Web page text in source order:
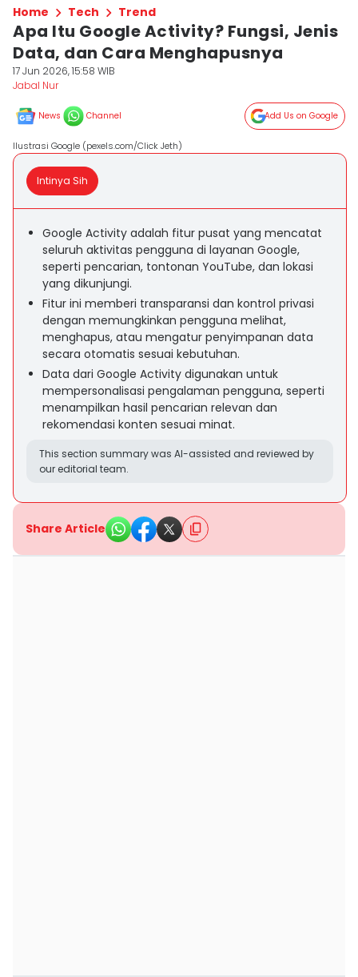
Home Tech Trend
Apa Itu Google Activity? Fungsi, Jenis
Data, dan Cara Menghapusnya
17 Jun 2026, 15:58 WIB
Jabal Nur
News Channel Add Us on Google
Ilustrasi Google (pexels.com/Click Jeth)
Intinya Sih
Google Activity adalah fitur pusat yang mencatat
seluruh aktivitas pengguna di layanan Google,
seperti pencarian, tontonan YouTube, dan lokasi
yang dikunjungi.
Fitur ini memberi transparansi dan kontrol privasi
dengan memungkinkan pengguna melihat,
menghapus, atau mengatur penyimpanan data
secara otomatis sesuai kebutuhan.
Data dari Google Activity digunakan untuk
mempersonalisasi pengalaman pengguna, seperti
menampilkan hasil pencarian relevan dan
rekomendasi konten sesuai minat.
This section summary was AI-assisted and reviewed by
our editorial team.
Share Article